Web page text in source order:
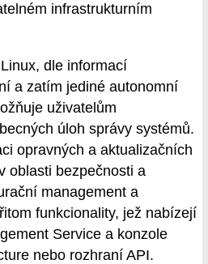
infrastrukturním
dle informací
a zatím jediné autonomní
uživatelům
úloh správy systémů.
opravných a aktualizačních
oblasti bezpečnosti a
management a
funkcionality, jež nabízejí
Service a konzole
nebo rozhraní API.